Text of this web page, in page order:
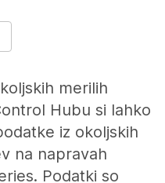
merilih
Hubu si lahko
iz okoljskih
na napravah
Podatki so